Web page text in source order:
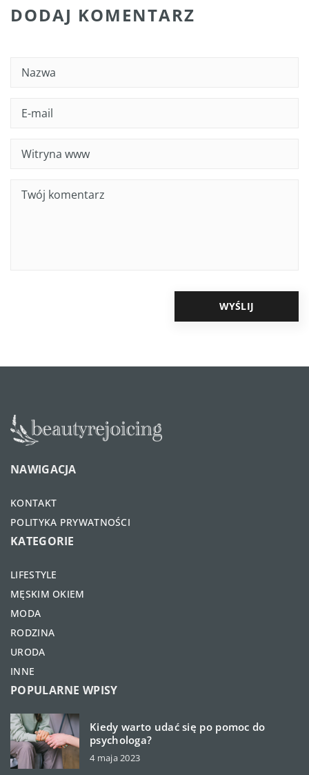
DODAJ KOMENTARZ
NAWIGACJA
KONTAKT
POLITYKA PRYWATNOŚCI
KATEGORIE
LIFESTYLE
MĘSKIM OKIEM
MODA
RODZINA
URODA
INNE
POPULARNE WPISY
Kiedy warto udać się po pomoc do
psychologa?
4 maja 2023